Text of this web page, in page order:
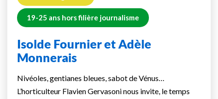
19-25 ans hors filière journalisme
Isolde Fournier et Adèle
Monnerais
Nivéoles, gentianes bleues, sabot de Vénus…
L’horticulteur Flavien Gervasoni nous invite, le temps